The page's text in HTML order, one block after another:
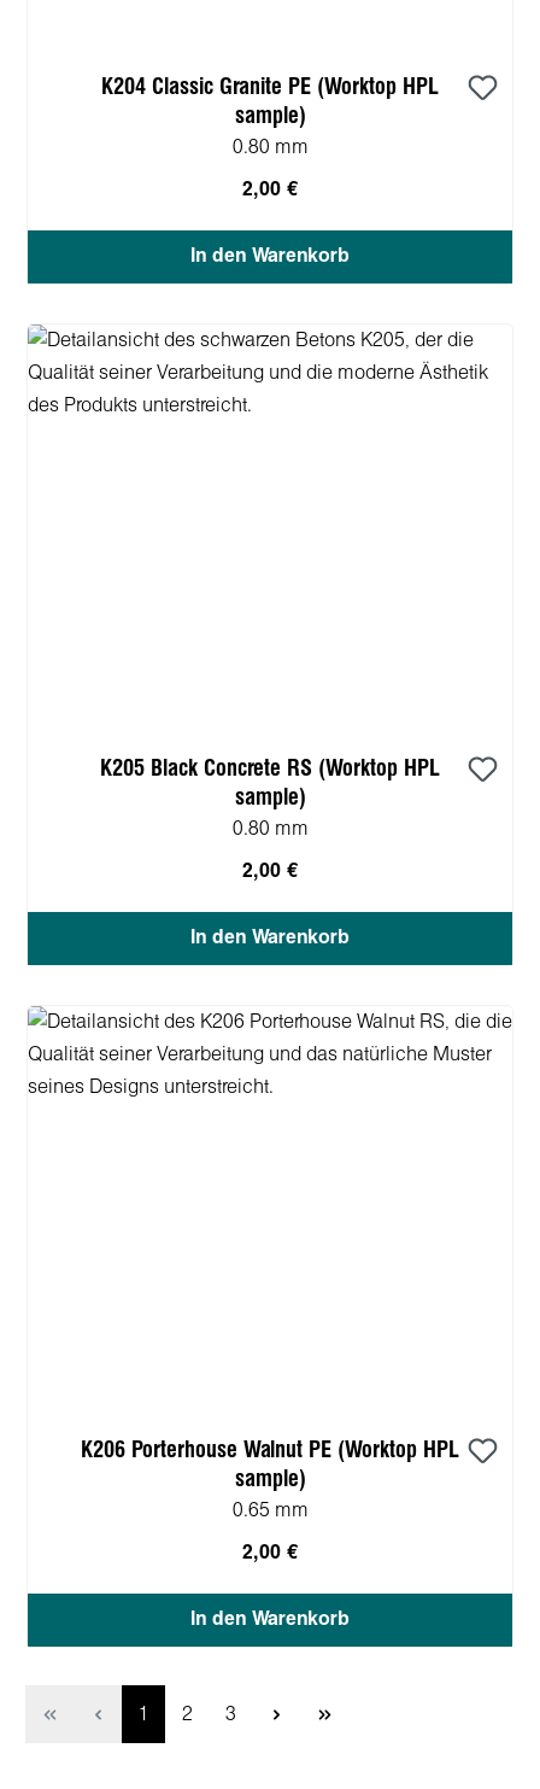
K204 Classic Granite PE (Worktop HPL
sample)
0.80 mm
2,00 €
In den Warenkorb
K205 Black Concrete RS (Worktop HPL
sample)
0.80 mm
2,00 €
In den Warenkorb
K206 Porterhouse Walnut PE (Worktop HPL
sample)
0.65 mm
2,00 €
In den Warenkorb
Seite
1 Seite
2 Seite
3